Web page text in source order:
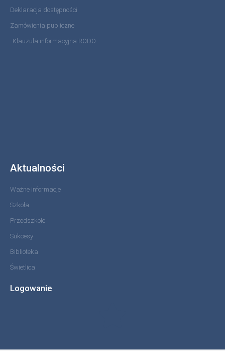
Deklaracja dostępności
Zamówienia publiczne
Klauzula informacyjna RODO
Aktualności
Ważne informacje
Szkoła
Przedszkole
Sukcesy
Biblioteka
Świetlica
Logowanie